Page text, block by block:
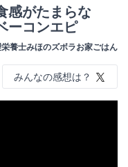
感がたまらな
ーコンエピ
養士みほのズボラお家ごはん
みんなの感想は？